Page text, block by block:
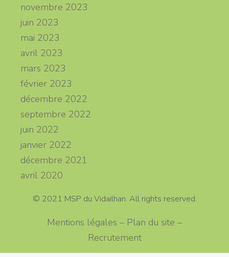
novembre 2023
juin 2023
mai 2023
avril 2023
mars 2023
février 2023
décembre 2022
septembre 2022
juin 2022
janvier 2022
décembre 2021
avril 2020
© 2021 MSP du Vidailhan. All rights reserved.
Mentions légales – Plan du site –
Recrutement